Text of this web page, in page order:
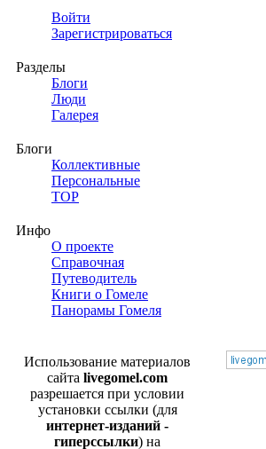
Войти
Зарегистрироваться
Разделы
Блоги
Люди
Галерея
Блоги
Коллективные
Персональные
TOP
Инфо
О проекте
Справочная
Путеводитель
Книги о Гомеле
Панорамы Гомеля
Использование материалов
сайта livegomel.com
разрешается при условии
установки ссылки (для
интернет-изданий -
гиперссылки) на